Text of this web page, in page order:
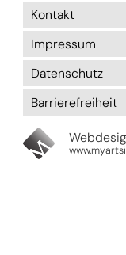
Kontakt
Impressum
Datenschutz
Barrierefreiheit